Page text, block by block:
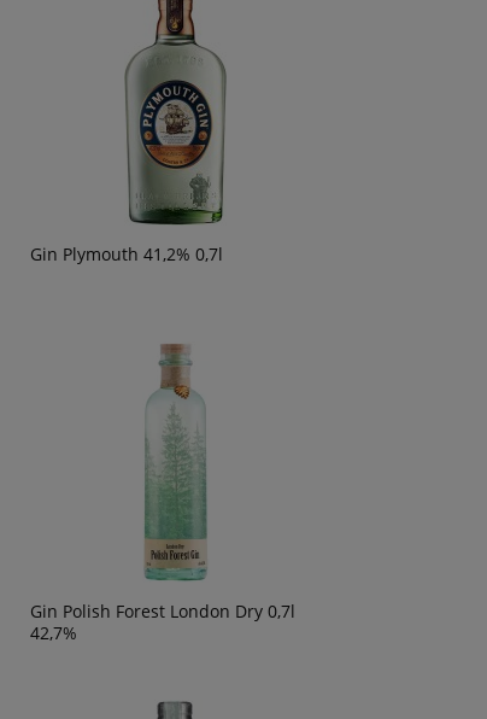
Gin Plymouth 41,2% 0,7l
Gin Polish Forest London Dry 0,7l
42,7%